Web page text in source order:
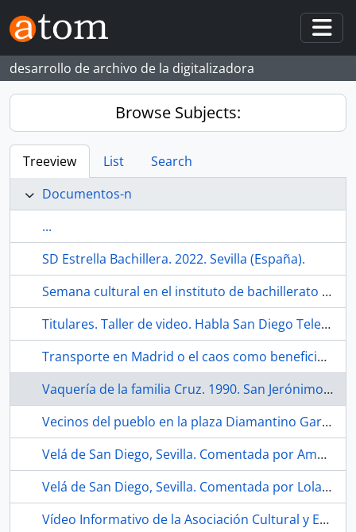
Skip to main content
desarrollo de archivo de la digitalizadora
Browse Subjects:
Treeview List
Search
Documentos-n
...
SD Estrella Bachillera. 2022. Sevilla (España).
Semana cultural en el instituto de bachillerato de la barriada Los Príncipes. Habla San Diego Television. 1990-12. Sevilla (España).
Titulares. Taller de video. Habla San Diego Television. 1990-12. Sevilla (España).
Transporte en Madrid o el caos como beneficio del capital. 1977. Madrid (España).
Vaquería de la familia Cruz. 1990. San Jerónimo (Sevilla, España)
Vecinos del pueblo en la plaza Diamantino García. 1987. Los Corrales (Sevilla, España)
Velá de San Diego, Sevilla. Comentada por Amparo Pérez del bloque 17. 2021. Sevilla (España).
Velá de San Diego, Sevilla. Comentada por Lola Márquez del bloque 9 con la tablet matón. 2020. Sevilla (España).
Vídeo Informativo de la Asociación Cultural y Ecologista Comité Pro-Parque Educativo Miraflores. Incompleto. 1991. Sevilla (España).